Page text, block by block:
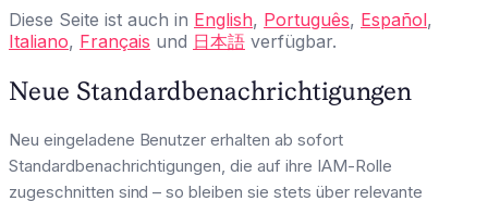
Diese Seite ist auch in English, Português, Español,
Italiano, Français und 日本語 verfügbar.
Neue Standardbenachrichtigungen
Neu eingeladene Benutzer erhalten ab sofort
Standardbenachrichtigungen, die auf ihre IAM-Rolle
zugeschnitten sind – so bleiben sie stets über relevante